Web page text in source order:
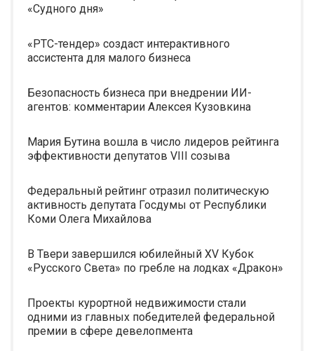
«Судного дня»
«РТС-тендер» создаст интерактивного
ассистента для малого бизнеса
Безопасность бизнеса при внедрении ИИ-
агентов: комментарии Алексея Кузовкина
Мария Бутина вошла в число лидеров рейтинга
эффективности депутатов VIII созыва
Федеральный рейтинг отразил политическую
активность депутата Госдумы от Республики
Коми Олега Михайлова
В Твери завершился юбилейный XV Кубок
«Русского Света» по гребле на лодках «Дракон»
Проекты курортной недвижимости стали
одними из главных победителей федеральной
премии в сфере девелопмента